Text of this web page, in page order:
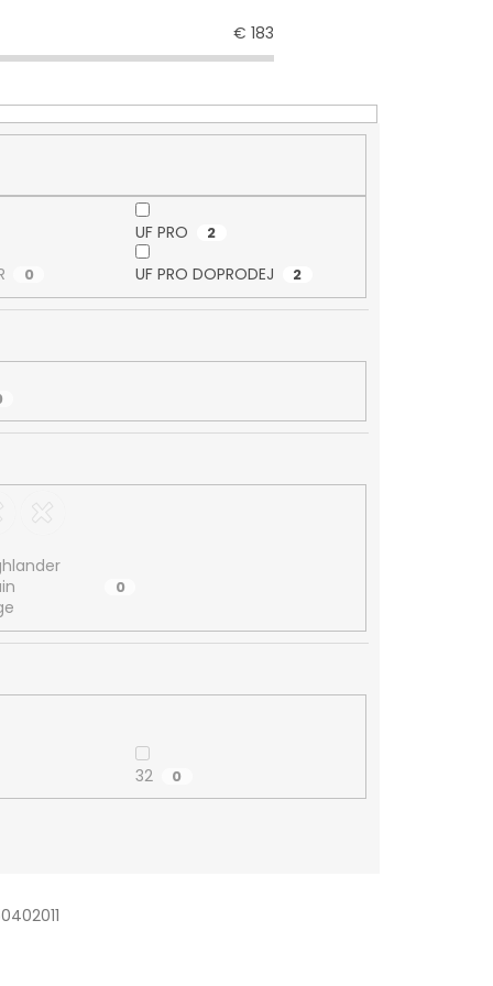
€ 183
UF PRO 2
0 UF PRO DOPRODEJ 2
0
32 0